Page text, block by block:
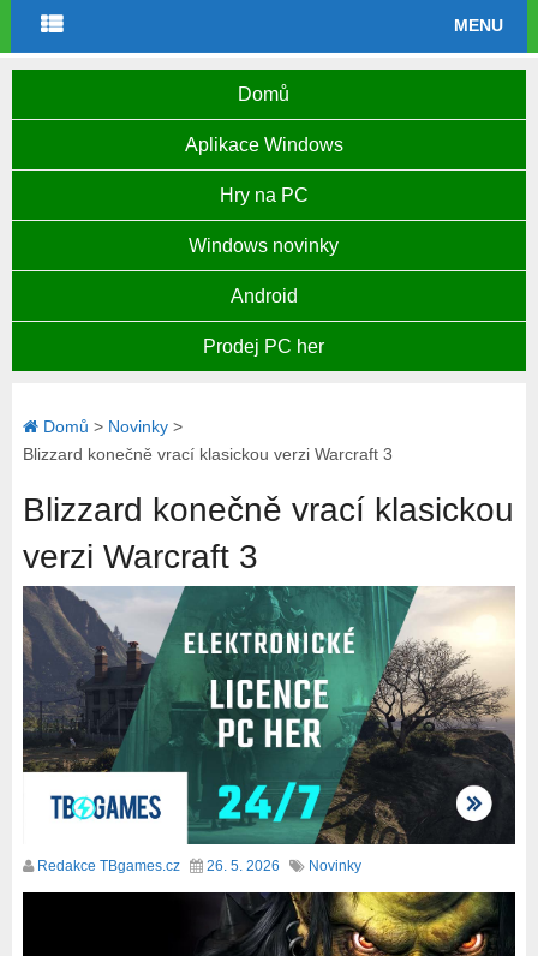
MENU
Domů
Aplikace Windows
Hry na PC
Windows novinky
Android
Prodej PC her
Domů > Novinky>
Blizzard konečně vrací klasickou verzi Warcraft 3
Blizzard konečně vrací klasickou
verzi Warcraft 3
Redakce TBgames.cz 26. 5. 2026 Novinky